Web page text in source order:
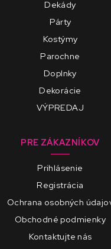
Dekády
Párty
Kostýmy
Parochne
Doplnky
Dekorácie
VÝPREDAJ
PRE ZÁKAZNÍKOV
Prihlásenie
Registrácia
Ochrana osobných
Obchodné podmienky
Kontaktujte nás